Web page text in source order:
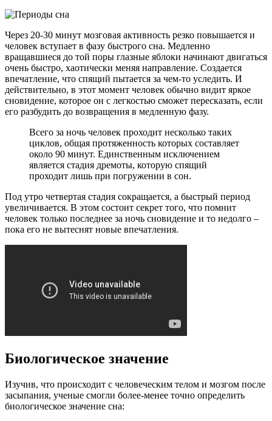
Через 20-30 минут мозговая активность резко повышается и
человек вступает в фазу быстрого сна. Медленно
вращавшиеся до той поры глазные яблоки начинают двигаться
очень быстро, хаотически меняя направление. Создается
впечатление, что спящий пытается за чем-то уследить. И
действительно, в этот момент человек обычно видит яркое
сновидение, которое он с легкостью сможет пересказать, если
его разбудить до возвращения в медленную фазу.
Всего за ночь человек проходит несколько таких
циклов, общая протяженность которых составляет
около 90 минут. Единственным исключением
является стадия дремоты, которую спящий
проходит лишь при погружении в сон.
Под утро четвертая стадия сокращается, а быстрый период
увеличивается. В этом состоит секрет того, что помнит
человек только последнее за ночь сновидение и то недолго –
пока его не вытеснят новые впечатления.
Биологическое значение
Изучив, что происходит с человеческим телом и мозгом после
засыпания, ученые смогли более-менее точно определить
биологическое значение сна: